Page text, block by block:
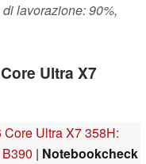
lavorazione: 90%,
Ultra X7
Ultra X7 358H:
| Notebookcheck